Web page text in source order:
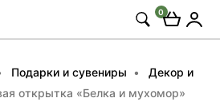
0
Подарки и сувениры
Декор и
открытка «Белка и мухомор»